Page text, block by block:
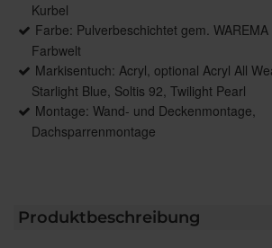
Kurbel
Farbe: Pulverbeschichtet gem. WAREMA
Farbwelt
Markisentuch: Acryl, optional Acryl All
Starlight Blue, Soltis 92, Twilight Pearl
Montage: Wand- und Deckenmontage,
Dachsparrenmontage
Produktbeschreibung